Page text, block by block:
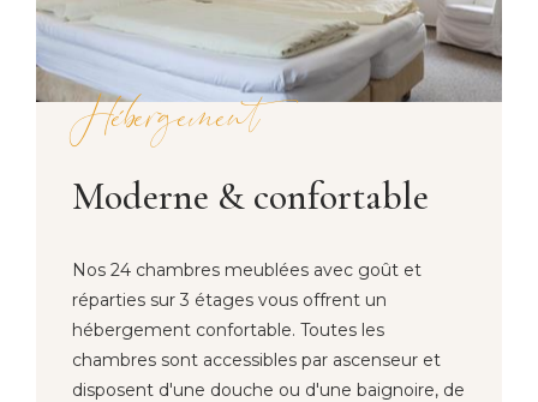
Hébergement
Moderne & confortable
Nos 24 chambres meublées avec goût et
réparties sur 3 étages vous offrent un
hébergement confortable. Toutes les
chambres sont accessibles par ascenseur et
disposent d'une douche ou d'une baignoire, de